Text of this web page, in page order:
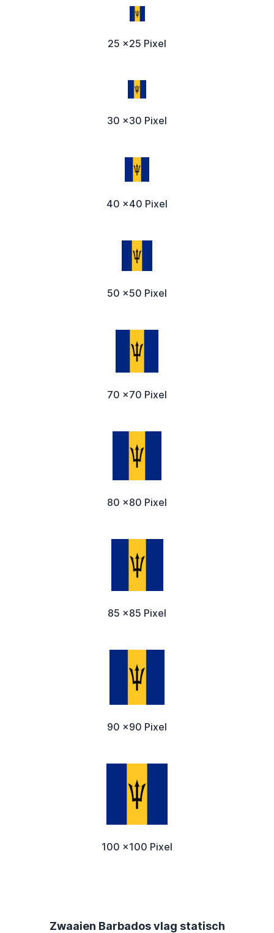
25 x25 Pixel
30 x30 Pixel
40 x40 Pixel
50 x50 Pixel
70 x70 Pixel
80 x80 Pixel
85 x85 Pixel
90 x90 Pixel
100 x100 Pixel
Zwaaien Barbados vlag statisch